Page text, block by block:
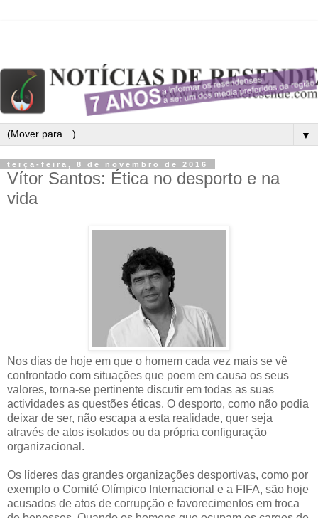
▼
terça-feira, 8 de novembro de 2016
Vítor Santos: Ética no desporto e na
vida
Nos dias de hoje em que o homem cada vez mais se vê
confrontado com situações que poem em causa os seus
valores, torna-se pertinente discutir em todas as suas
actividades as questões éticas. O desporto, como não podia
deixar de ser, não escapa a esta realidade, quer seja
através de atos isolados ou da própria configuração
organizacional.
Os líderes das grandes organizações desportivas, como por
exemplo o Comité Olímpico Internacional e a FIFA, são hoje
acusados de atos de corrupção e favorecimentos em troca